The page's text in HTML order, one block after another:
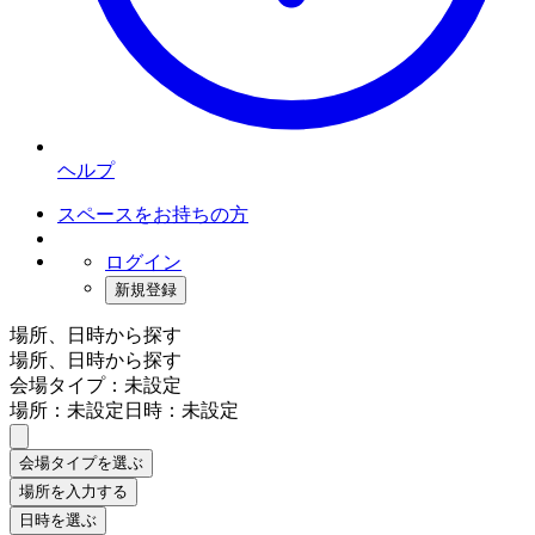
ヘルプ
スペースをお持ちの方
ログイン
新規登録
場所、日時から探す
場所、日時から探す
会場タイプ：未設定
場所：未設定日時：未設定
会場タイプを選ぶ
場所を入力する
日時を選ぶ